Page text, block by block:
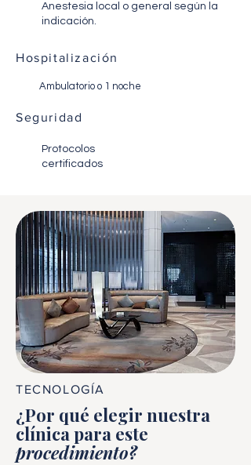
Anestesia local o general según la
indicación.
Hospitalización
Ambulatorio o 1 noche
Seguridad
Protocolos
certificados
TECNOLOGÍA
¿Por qué elegir nuestra
clínica para este
procedimiento?